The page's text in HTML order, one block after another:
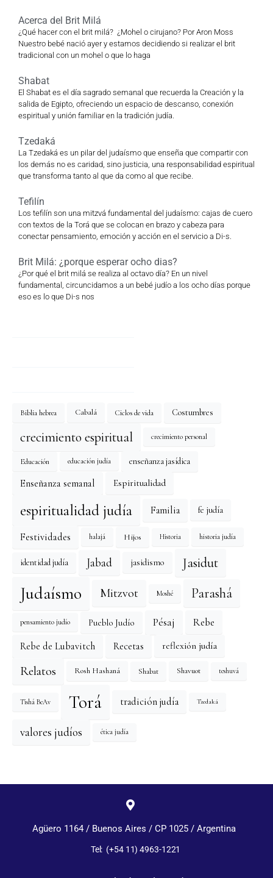
Acerca del Brit Milá
¿Qué hacer con el brit milá? ¿Mohel o cirujano? Por Aron Moss
Nuestro bebé nació ayer y estamos decidiendo si realizar el brit
tradicional con un mohel o que lo haga
Shabat
El Shabat es el día sagrado semanal que recuerda la Creación y la
salida de Egipto, ofreciendo un espacio de descanso, conexión
espiritual y unión familiar en la tradición judía.
Tzedaká
La Tzedaká es un pilar del judaísmo que enseña que compartir con
los demás no es caridad, sino justicia, una responsabilidad espiritual
que transforma tanto al que da como al que recibe.
Tefilín
Los tefilín son una mitzvá fundamental del judaísmo: cajas de cuero
con textos de la Torá que se colocan en brazo y cabeza para
conectar pensamiento, emoción y acción en el servicio a Di-s.
Brit Milá: ¿porque esperar ocho dias?
¿Por qué el brit milá se realiza al octavo día? En un nivel
fundamental, circuncidamos a un bebé judío a los ocho días porque
eso es lo que Di-s nos
Biblia hebrea Cabalá Ciclos de vida Costumbres
crecimiento espiritual crecimiento personal
Educación educación judía enseñanza jasídica
Enseñanza semanal Espiritualidad
espiritualidad judía Familia fe judía
Festividades halajá Hijos Historia historia judía
identidad judía Jabad jasidismo Jasidut
Judaísmo Mitzvot Moshé Parashá
pensamiento judío Pueblo Judío Pésaj Rebe
Rebe de Lubavitch Recetas reflexión judía
Relatos Rosh Hashaná Shabat Shavuot teshuvá
Tishá BeAv Torá tradición judía Tzedaká
valores judíos ética judía
Agüero 1164 / Buenos Aires / CP 1025 / Argentina
Tel: (+54 11) 4963-1221